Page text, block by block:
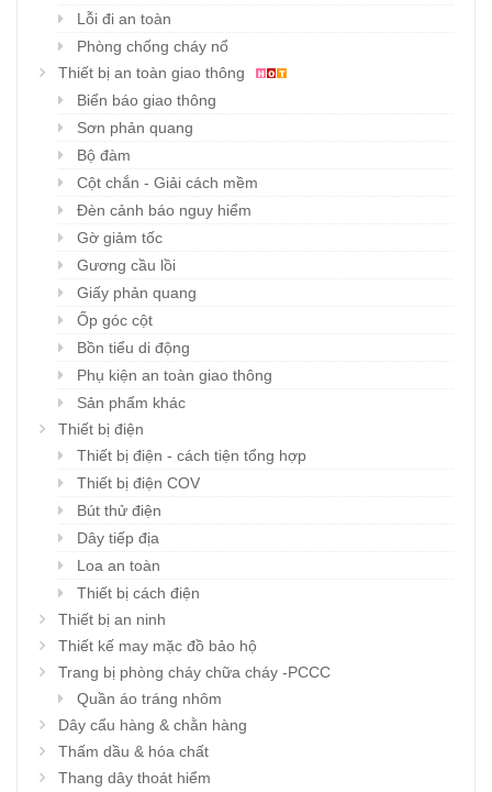
Lỗi đi an toàn
Phòng chống cháy nổ
Thiết bị an toàn giao thông
Biển báo giao thông
Sơn phản quang
Bộ đàm
Cột chắn - Giải cách mềm
Đèn cảnh báo nguy hiểm
Gờ giảm tốc
Gương cầu lồi
Giấy phản quang
Ốp góc cột
Bồn tiểu di động
Phụ kiện an toàn giao thông
Sản phẩm khác
Thiết bị điện
Thiết bị điện - cách tiện tổng hợp
Thiết bị điện COV
Bút thử điện
Dây tiếp địa
Loa an toàn
Thiết bị cách điện
Thiết bị an ninh
Thiết kế may mặc đồ bảo hộ
Trang bị phòng cháy chữa cháy -PCCC
Quần áo tráng nhôm
Dây cẩu hàng & chằn hàng
Thấm dầu & hóa chất
Thang dây thoát hiểm